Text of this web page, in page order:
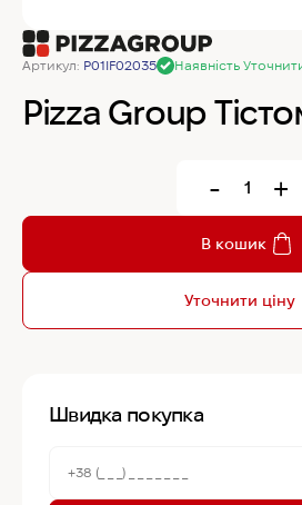
Rational
Артикул: P01IF02035 Наявність
Pizza Group
- +
В кошик
Уточнити ціну
Швидка покупка